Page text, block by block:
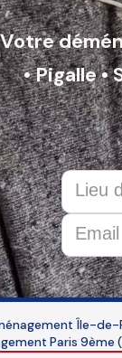
Votre
• Pigalle
This
field
should
be
Île-de-
Paris 9ème